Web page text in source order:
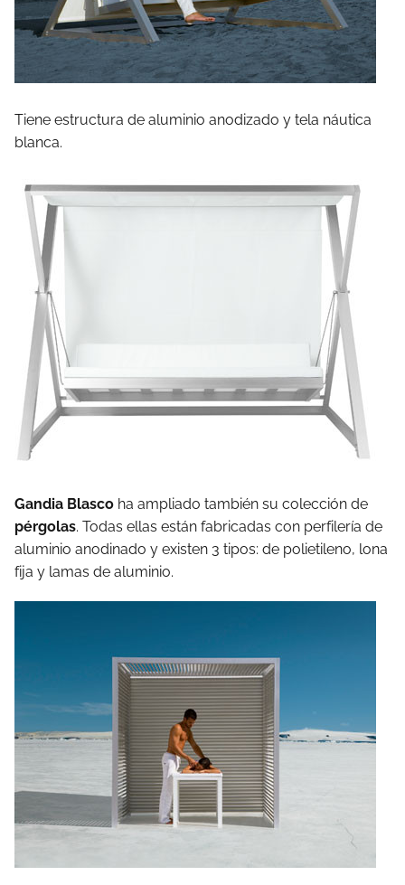
Tiene estructura de aluminio anodizado y tela náutica
blanca.
Gandia Blasco ha ampliado también su colección de
pérgolas. Todas ellas están fabricadas con perfilería de
aluminio anodinado y existen 3 tipos: de polietileno, lona
fija y lamas de aluminio.